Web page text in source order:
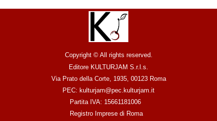
Copyright © All rights reserved.
Editore KULTURJAM S.r.l.s.
Via Prato della Corte, 1935, 00123 Roma
PEC: kulturjam@pec.kulturjam.it
Partita IVA: 15661181006
Registro Imprese di Roma